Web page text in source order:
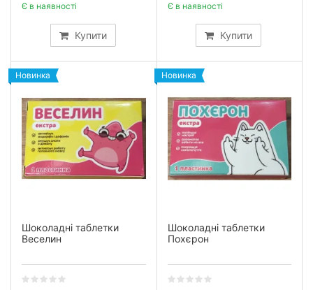
Купити
Є в наявності
Купити
Є в наявності
Новинка
Шоколадні таблетки
Веселин
Новинка
Шоколадні таблетки
Похєрон